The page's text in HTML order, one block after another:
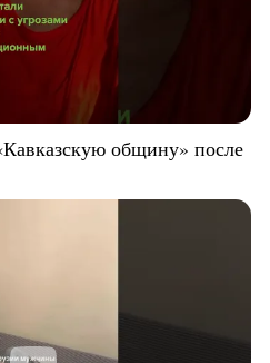
общину» после